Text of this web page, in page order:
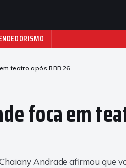
teatro após BBB 26
foca em
Andrade afirmou que